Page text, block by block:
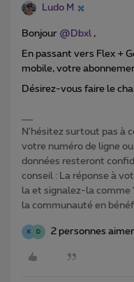
Ludo M
Bonjour ​ @Dbxl ,
En passant vers Flex +
mobile, votre
Désirez-vous faire le
N'hésitez surtout pas à
votre numéro de ligne
données resteront
conseil : La réponse à
la et signalez-la comme
la communauté en
K D 2 personnes